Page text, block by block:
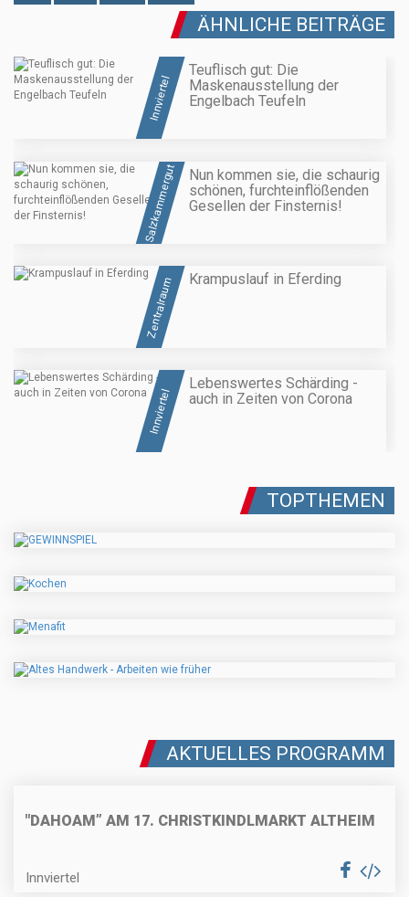
ÄHNLICHE BEITRÄGE
Innviertel
Teuflisch gut: Die
Maskenausstellung der
Engelbach Teufeln
Salzkammergut
Nun kommen sie, die schaurig
schönen, furchteinflößenden
Gesellen der Finsternis!
Zentralraum Krampuslauf in Eferding
Innviertel
Lebenswertes Schärding -
auch in Zeiten von Corona
TOPTHEMEN
AKTUELLES PROGRAMM
"DAHOAM” AM 17. CHRISTKINDLMARKT ALTHEIM
Innviertel